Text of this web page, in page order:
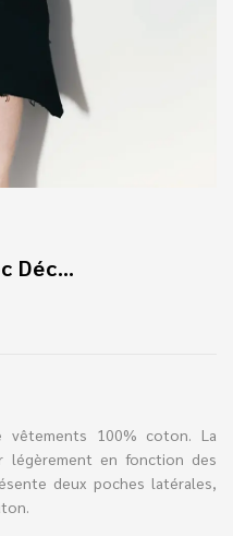
Jupe Courte Noire Avec Découpe
vêtements 100% coton. La
légèrement en fonction des
deux poches latérales,